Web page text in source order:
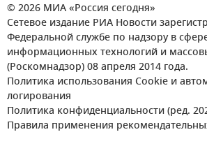
© 2026 МИА «Россия сегодня»
Сетевое издание РИА Новости
Федеральной службе по надзору в
информационных технологий и
(Роскомнадзор) 08 апреля 2014 года.
Политика использования Cookie и
логирования
Политика конфиденциальности (ред.
Правила применения